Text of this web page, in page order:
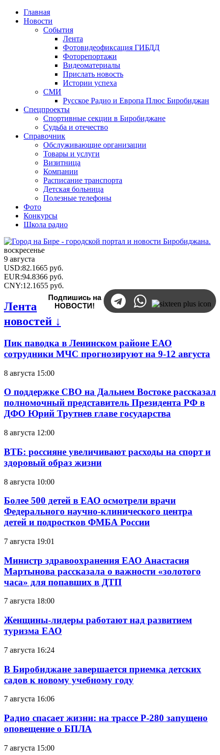
Главная
Новости
События
Лента
Фотовидеофиксация ГИБДД
Фоторепортажи
Видеоматериалы
Прислать новость
Истории успеха
СМИ
Русское Радио и Европа Плюс Биробиджан
Спецпроекты
Спортивные секции в Биробиджане
Судьба и отечество
Справочник
Обслуживающие организации
Товары и услуги
Визитница
Компании
Расписание транспорта
Детская больница
Полезные телефоны
Фото
Конкурсы
Школа радио
воскресенье
9 августа
USD:82.1665 руб.
EUR:94.8366 руб.
CNY:12.1655 руб.
Подпишись на
НОВОСТИ!
Лента
новостей ↓
Пик паводка в Ленинском районе ЕАО
сотрудники МЧС прогнозируют на 9-12 августа
8 августа 15:00
О поддержке СВО на Дальнем Востоке рассказал
полномочный представитель Президента РФ в
ДФО Юрий Трутнев главе государства
8 августа 12:00
ВТБ: россияне увеличивают расходы на спорт и
здоровый образ жизни
8 августа 10:00
Более 500 детей в ЕАО осмотрели врачи
Федерального научно-клинического центра
детей и подростков ФМБА России
7 августа 19:01
Министр здравоохранения ЕАО Анастасия
Мартынова рассказала о важности «золотого
часа» для попавших в ДТП
7 августа 18:00
Женщины-лидеры работают над развитием
туризма ЕАО
7 августа 16:24
В Биробиджане завершается приемка детских
садов к новому учебному году
7 августа 16:06
Радио спасает жизни: на трассе Р-280 запущено
оповещение о БПЛА
7 августа 15:00